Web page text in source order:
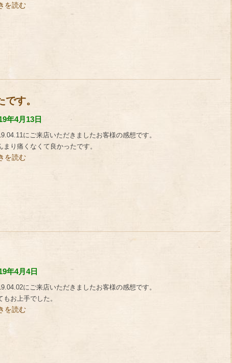
を読む
す。
年4月13日
にご来店いただきましたお客様の感想です。
まり痛くなくて良かったです。
を読む
年4月4日
にご来店いただきましたお客様の感想です。
もお上手でした。
を読む